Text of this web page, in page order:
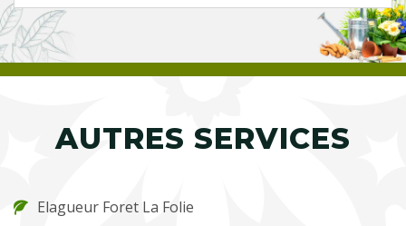
AUTRES SERVICES
Elagueur Foret La Folie